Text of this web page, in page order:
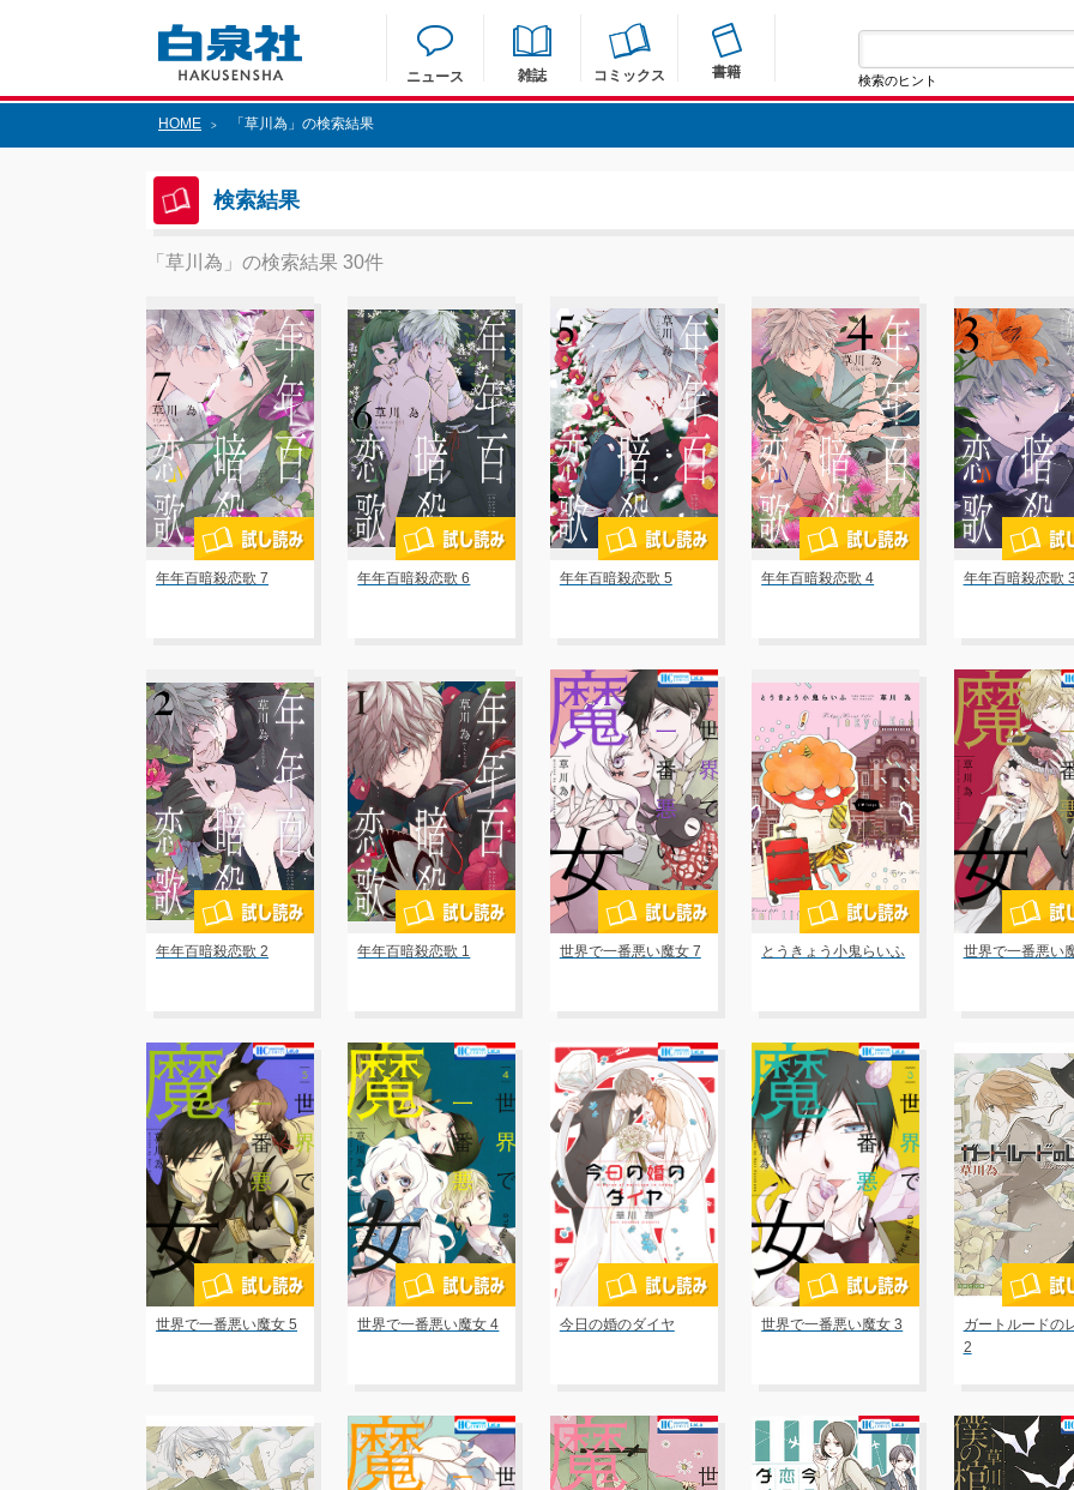
ニュース 雑誌 コミックス 書籍 検索のヒント
HOME > 「草川為」の検索結果
検索結果
「草川為」の検索結果 30件
年年百暗殺恋歌 7 年年百暗殺恋歌 6 年年百暗殺恋歌 5 年年百暗殺恋歌 4 年年百暗殺恋歌
年年百暗殺恋歌 2 年年百暗殺恋歌 1 世界で一番悪い魔女 7 とうきょう小鬼らいふ 世界で一番悪い
世界で一番悪い魔女 5 世界で一番悪い魔女 4 今日の婚のダイヤ 世界で一番悪い魔女 3
ガートルードの
2